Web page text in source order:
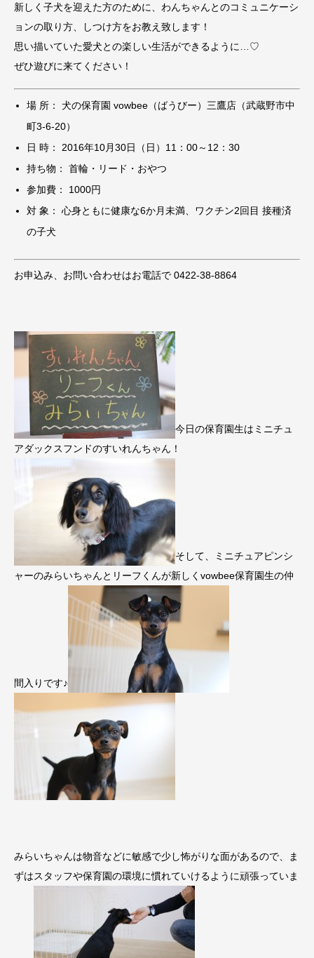
新しく子犬を迎えた方のために、わんちゃんとのコミュニケーシ
ョンの取り方、しつけ方をお教え致します！
思い描いていた愛犬との楽しい生活ができるように…♡
ぜひ遊びに来てください！
場 所： 犬の保育園 vowbee（ばうびー）三鷹店（武蔵野市中
町3-6-20）
日 時： 2016年10月30日（日）11：00～12：30
持ち物： 首輪・リード・おやつ
参加費： 1000円
対 象： 心身ともに健康な6か月未満、ワクチン2回目 接種済
の子犬
お申込み、お問い合わせはお電話で 0422-38-8864
今日の保育園生はミニチュ
アダックスフンドのすいれんちゃん！
そして、ミニチュアピンシ
ャーのみらいちゃんとリーフくんが新しくvowbee保育園生の仲
間入りです♪
みらいちゃんは物音などに敏感で少し怖がりな面があるので、ま
ずはスタッフや保育園の環境に慣れていけるように頑張っていま